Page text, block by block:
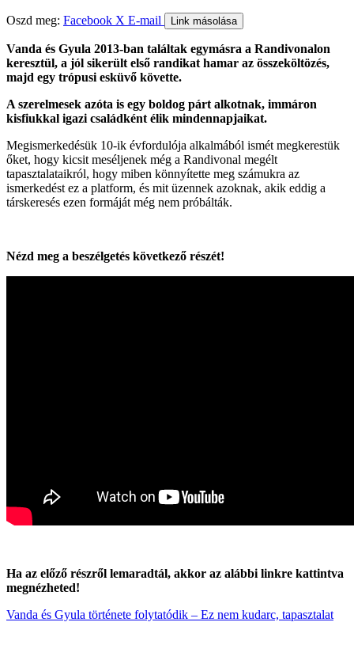
Oszd meg: Facebook X E-mail Link másolása
Vanda és Gyula 2013-ban találtak egymásra a Randivonalon
keresztül, a jól sikerült első randikat hamar az összeköltözés,
majd egy trópusi esküvő követte.
A szerelmesek azóta is egy boldog párt alkotnak, immáron
kisfiukkal igazi családként élik mindennapjaikat.
Megismerkedésük 10-ik évfordulója alkalmából ismét megkerestük
őket, hogy kicsit meséljenek még a Randivonal megélt
tapasztalataikról, hogy miben könnyítette meg számukra az
ismerkedést ez a platform, és mit üzennek azoknak, akik eddig a
társkeresés ezen formáját még nem próbálták.
Nézd meg a beszélgetés következő részét!
Ha az előző részről lemaradtál, akkor az alábbi linkre kattintva
megnézheted!
Vanda és Gyula története folytatódik – Ez nem kudarc, tapasztalat